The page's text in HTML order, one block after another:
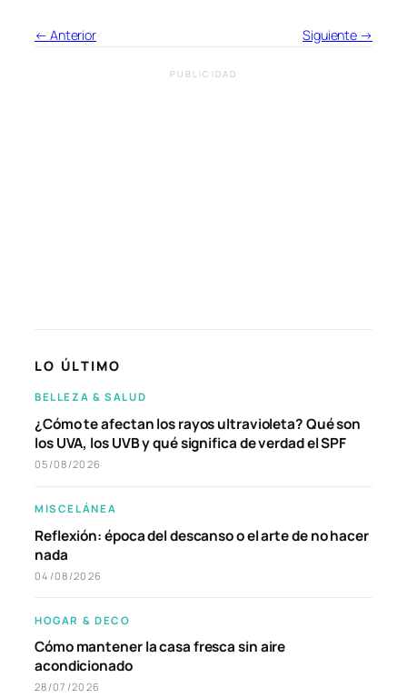
← Anterior Siguiente →
PUBLICIDAD
LO ÚLTIMO
BELLEZA & SALUD
¿Cómo te afectan los rayos ultravioleta? Qué son
los UVA, los UVB y qué significa de verdad el SPF
05/08/2026
MISCELÁNEA
Reflexión: época del descanso o el arte de no hacer
nada
04/08/2026
HOGAR & DECO
Cómo mantener la casa fresca sin aire
acondicionado
28/07/2026